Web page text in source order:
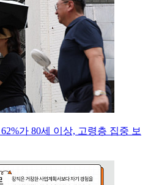
가 80세 이상, 고령층 집중 보